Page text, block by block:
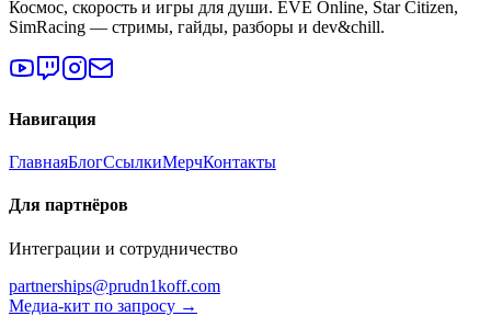
Космос, скорость и игры для души. EVE Online, Star Citizen,
SimRacing — стримы, гайды, разборы и dev&chill.
Навигация
ГлавнаяБлогСсылкиМерчКонтакты
Для партнёров
Интеграции и сотрудничество
partnerships@prudn1koff.com
Медиа-кит по запросу →